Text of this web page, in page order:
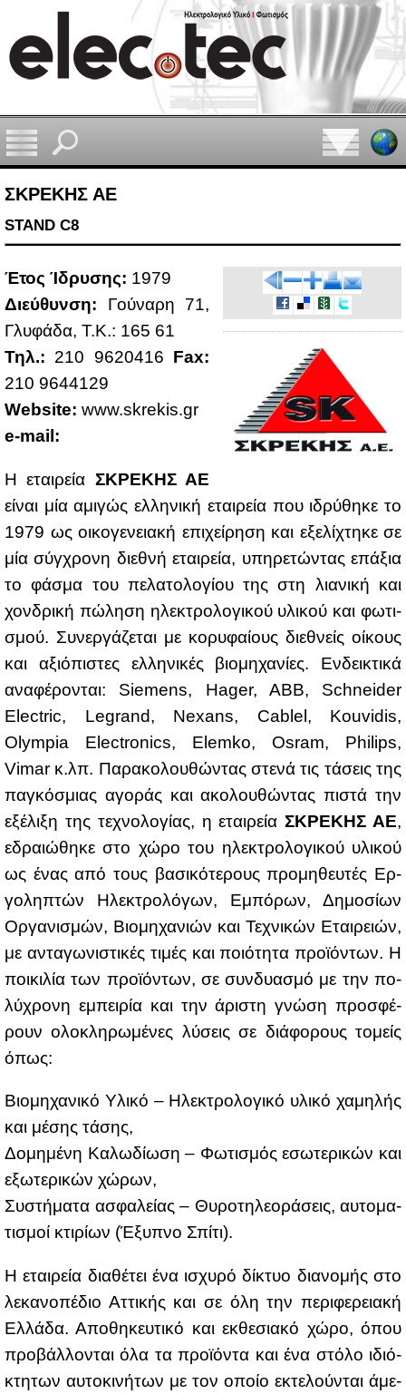
ΣΚΡΕΚΗΣ ΑΕ
STAND C8
Έτος Ίδρυ­σης: 1979
Διεύ­θυν­ση: Γού­να­ρη 71,
Γλυ­φά­δα, Τ.Κ.: 165 61
Τηλ.: 210 9620416 Fax:
210 9644129
Website: www.​skrekis.​gr
e-mail:
Η εται­ρεία ΣΚΡΕ­ΚΗΣ ΑΕ
εί­ναι μία αμι­γώς ελ­λη­νι­κή εται­ρεία που ιδρύ­θη­κε το
1979 ως οι­κο­γε­νεια­κή επι­χεί­ρη­ση και εξε­λί­χτη­κε σε
μία σύγ­χρο­νη διε­θνή εται­ρεία, υπη­ρε­τώ­ντας επά­ξια
το φά­σμα του πε­λα­το­λο­γί­ου της στη λια­νι­κή και
χον­δρι­κή πώ­λη­ση ηλε­κτρο­λο­γι­κού υλι­κού και φω­τι­
σμού. Συ­νερ­γά­ζε­ται με κο­ρυ­φαί­ους διε­θνείς οί­κους
και αξιό­πι­στες ελ­λη­νι­κές βιο­μη­χα­νί­ες. Εν­δει­κτι­κά
ανα­φέ­ρο­νται: Siemens, Hager, ABB, Schneider
Electric, Legrand, Nexans, Cablel, Kouvidis,
Olympia Electronics, Elemko, Osram, Philips,
Vimar κ.λπ. Πα­ρα­κο­λου­θώ­ντας στε­νά τις τά­σεις της
πα­γκό­σμιας αγο­ράς και ακο­λου­θώ­ντας πι­στά την
εξέ­λι­ξη της τε­χνο­λο­γί­ας, η εται­ρείαΣΚΡΕ­ΚΗΣ ΑΕ,
εδραιώ­θη­κε στο χώ­ρο του ηλε­κτρο­λο­γι­κού υλι­κού
ως ένας από τους βα­σι­κό­τε­ρους προ­μη­θευ­τές Ερ­
γο­λη­πτών Ηλε­κτρο­λό­γων, Εμπό­ρων, Δη­μο­σί­ων
Ορ­γα­νι­σμών, Βιο­μη­χα­νιών και Τε­χνι­κών Εται­ρειών,
με αντα­γω­νι­στι­κές τι­μές και ποιό­τη­τα προ­ϊ­ό­ντων. Η
ποι­κι­λία των προ­ϊ­ό­ντων, σε συν­δυα­σμό με την πο­
λύ­χρο­νη εμπει­ρία και την άρι­στη γνώ­ση προ­σφέ­
ρουν ολο­κλη­ρω­μέ­νες λύ­σεις σε διά­φο­ρους το­μείς
όπως:
Bιο­μη­χα­νι­κό Υλι­κό – Ηλε­κτρο­λο­γι­κό υλι­κό χα­μη­λής
και μέ­σης τά­σης,
Δο­μη­μέ­νη Κα­λω­δί­ω­ση – Φω­τι­σμός εσω­τε­ρι­κών και
εξω­τε­ρι­κών χώ­ρων,
Συ­στή­μα­τα ασφα­λεί­ας – Θυ­ρο­τη­λε­ο­ρά­σεις, αυ­το­μα­
τι­σμοί κτι­ρί­ων (Έξυ­πνο Σπί­τι).
Η εται­ρεία δια­θέ­τει ένα ισχυ­ρό δί­κτυο δια­νο­μής στο
λε­κα­νο­πέ­διο Ατ­τι­κής και σε όλη την πε­ρι­φε­ρεια­κή
Ελ­λά­δα. Απο­θη­κευ­τι­κό και εκ­θε­σια­κό χώ­ρο, όπου
προ­βάλ­λο­νται όλα τα προ­ϊ­ό­ντα και ένα στό­λο ιδιό­
κτη­των αυ­το­κι­νή­των με τον οποίο εκτε­λού­νται άμε­